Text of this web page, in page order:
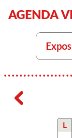
AGENDA
L